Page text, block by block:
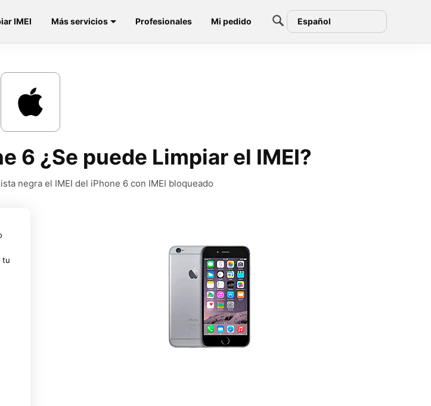
IMEI Más servicios Profesionales Mi pedido Español
6 ¿Se puede Limpiar el IMEI?
negra el IMEI del iPhone 6 con IMEI bloqueado
tu